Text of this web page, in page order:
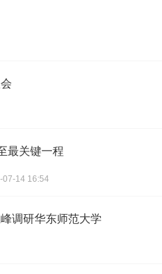
最关键一程
07-14 16:54
调研华东师范大学